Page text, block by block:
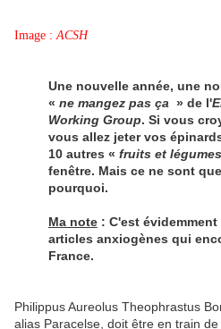
Image : ACSH
Une nouvelle année, une
« ne mangez pas ça » de l'
Working Group. Si vous
vous allez jeter vos
10 autres « fruits et
fenêtre. Mais ce ne sont
pourquoi.
Ma note: C'est
articles anxiogènes qui
France.
Philippus Aureolus Theophrastus
alias Paracelse, doit être en train